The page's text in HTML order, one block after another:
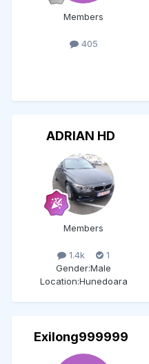
Members
405
ADRIAN HD
Members
1.4k
1
Gender:Male
Location:Hunedoara
Exilong999999